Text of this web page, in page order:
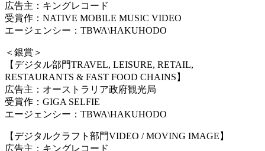
広告主：キングレコード
受賞作：NATIVE MOBILE MUSIC VIDEO
エージェンシー：TBWA\HAKUHODO
＜銀賞＞
【デジタル部門TRAVEL, LEISURE, RETAIL,
RESTAURANTS & FAST FOOD CHAINS】
広告主：オーストラリア政府観光局
受賞作：GIGA SELFIE
エージェンシー：TBWA\HAKUHODO
【デジタルクラフト部門VIDEO / MOVING IMAGE】
広告主：キングレコード